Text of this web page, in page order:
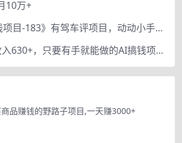
10万+
《188个赚钱项目-183》有驾车评项目，动动小手，复制粘贴赚44元！
上架2小时收入630+，只要有手就能做的AI搞钱项目，奶奶看完都能学会!
品赚钱的野路子项目,一天赚3000+